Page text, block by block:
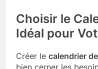
Choisir le
Idéal pour
Créer le calendrier